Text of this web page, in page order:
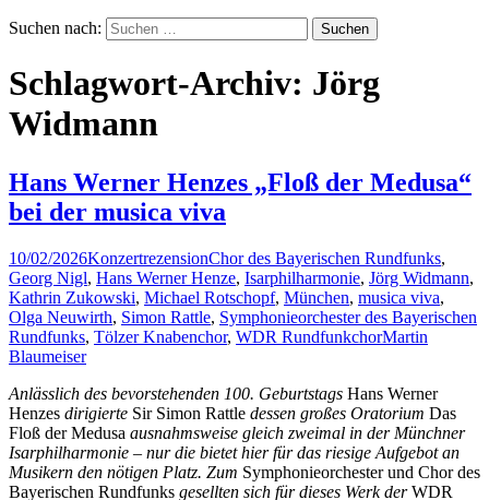
Suchen nach:
Schlagwort-Archiv: Jörg
Widmann
Hans Werner Henzes „Floß der Medusa“
bei der musica viva
10/02/2026KonzertrezensionChor des Bayerischen Rundfunks,
Georg Nigl, Hans Werner Henze, Isarphilharmonie, Jörg Widmann,
Kathrin Zukowski, Michael Rotschopf, München, musica viva,
Olga Neuwirth, Simon Rattle, Symphonieorchester des Bayerischen
Rundfunks, Tölzer Knabenchor, WDR RundfunkchorMartin
Blaumeiser
Anlässlich des bevorstehenden 100. Geburtstags Hans Werner
Henzes dirigierte Sir Simon Rattle dessen großes Oratorium Das
Floß der Medusa ausnahmsweise gleich zweimal in der Münchner
Isarphilharmonie ‒ nur die bietet hier für das riesige Aufgebot an
Musikern den nötigen Platz. Zum Symphonieorchester und Chor des
Bayerischen Rundfunks gesellten sich für dieses Werk derWDR